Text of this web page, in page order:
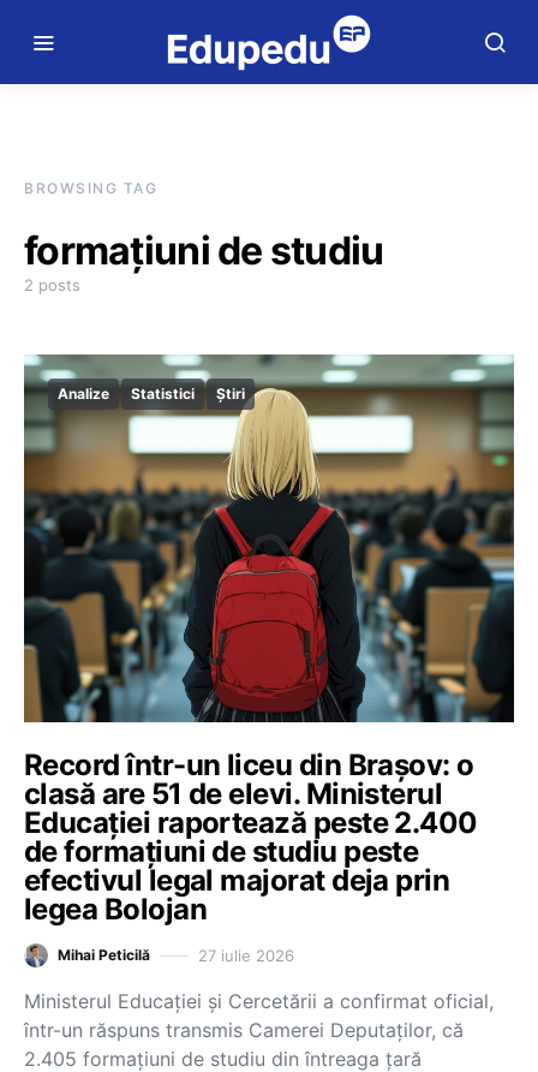
BROWSING TAG
formațiuni de studiu
2 posts
Analize Statistici Știri
Record într-un liceu din Brașov: o
clasă are 51 de elevi. Ministerul
Educației raportează peste 2.400
de formațiuni de studiu peste
efectivul legal majorat deja prin
legea Bolojan
Mihai Peticilă 27 iulie 2026
Ministerul Educației și Cercetării a confirmat oficial,
într-un răspuns transmis Camerei Deputaților, că
2.405 formațiuni de studiu din întreaga țară